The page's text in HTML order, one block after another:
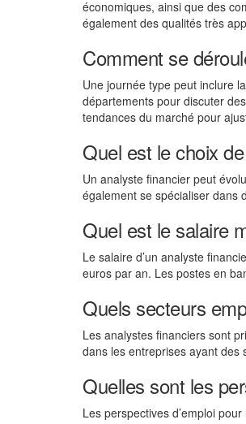
économiques, ainsi que des
également des qualités très
Comment se
Une journée type peut inclure
départements pour discuter
tendances du marché pour
Quel est le choix
Un analyste financier peut
également se spécialiser dans
Quel est le salaire
Le salaire d’un analyste
euros par an. Les postes en
Quels secteurs
Les analystes financiers sont
dans les entreprises ayant des
Quelles sont les
Les perspectives d’emploi